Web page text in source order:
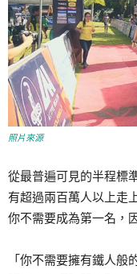
照片來源
從最普遍可見的半程標
有超過兩百萬人以上走
你不需要成為第一名，
「你不需要擁有鐵人般